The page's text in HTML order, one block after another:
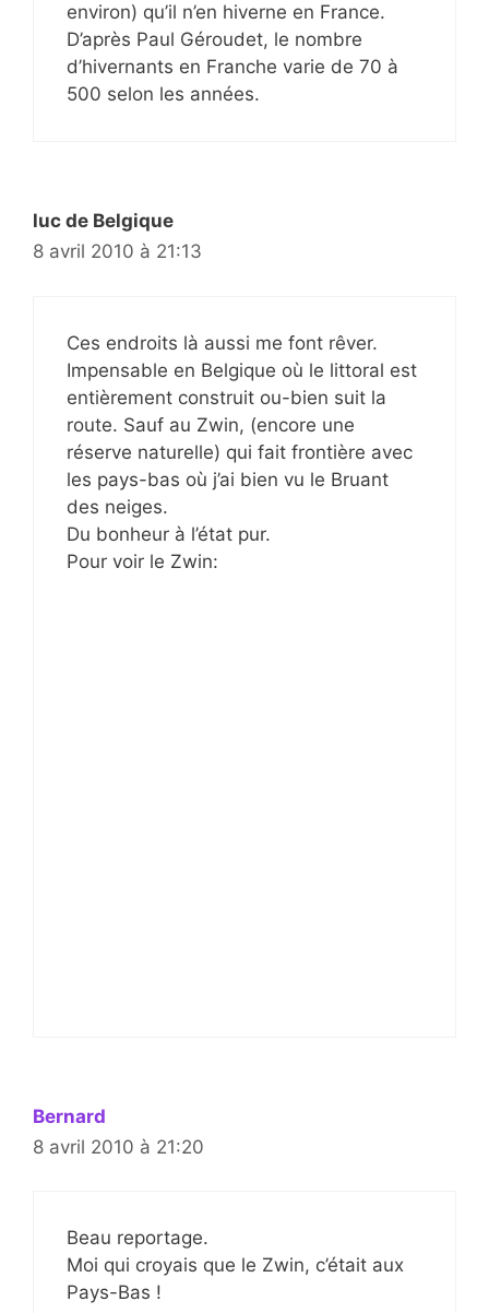
environ) qu’il n’en hiverne en France.
D’après Paul Géroudet, le nombre
d’hivernants en Franche varie de 70 à
500 selon les années.
luc de Belgique
8 avril 2010 à 21:13
Ces endroits là aussi me font rêver.
Impensable en Belgique où le littoral est
entièrement construit ou-bien suit la
route. Sauf au Zwin, (encore une
réserve naturelle) qui fait frontière avec
les pays-bas où j’ai bien vu le Bruant
des neiges.
Du bonheur à l’état pur.
Pour voir le Zwin:
Bernard
8 avril 2010 à 21:20
Beau reportage.
Moi qui croyais que le Zwin, c’était aux
Pays-Bas !